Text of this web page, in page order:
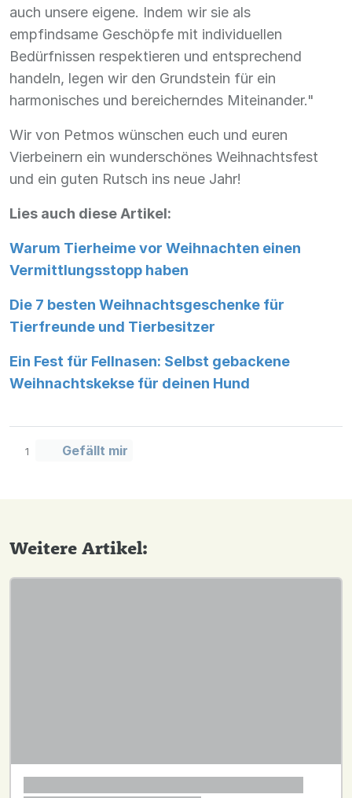
auch unsere eigene. Indem wir sie als
empfindsame Geschöpfe mit individuellen
Bedürfnissen respektieren und entsprechend
handeln, legen wir den Grundstein für ein
harmonisches und bereicherndes Miteinander."
Wir von Petmos wünschen euch und euren
Vierbeinern ein wunderschönes Weihnachtsfest
und ein guten Rutsch ins neue Jahr!
Lies auch diese Artikel:
Warum Tierheime vor Weihnachten einen
Vermittlungsstopp haben
Die 7 besten Weihnachtsgeschenke für
Tierfreunde und Tierbesitzer
Ein Fest für Fellnasen: Selbst gebackene
Weihnachtskekse für deinen Hund
1 Gefällt mir
Weitere Artikel: